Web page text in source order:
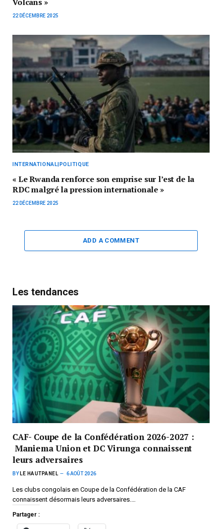
22 DÉCEMBRE 2025
INTERNATIONAL|POLITIQUE
« Le Rwanda renforce son emprise sur l’est de la
RDC malgré la pression internationale »
22 DÉCEMBRE 2025
ADD A COMMENT
Les tendances
CAF- Coupe de la Confédération 2026-2027 :
Maniema Union et DC Virunga connaissent
leurs adversaires
BY LE HAUTPANEL 6 AOÛT 2026
Les clubs congolais en Coupe de la Confédération de la CAF
connaissent désormais leurs adversaires.…
Partager :